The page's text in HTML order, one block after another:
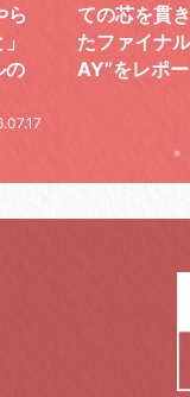
ら
の
ての芯を貫
たファイナ
AY”をレポ